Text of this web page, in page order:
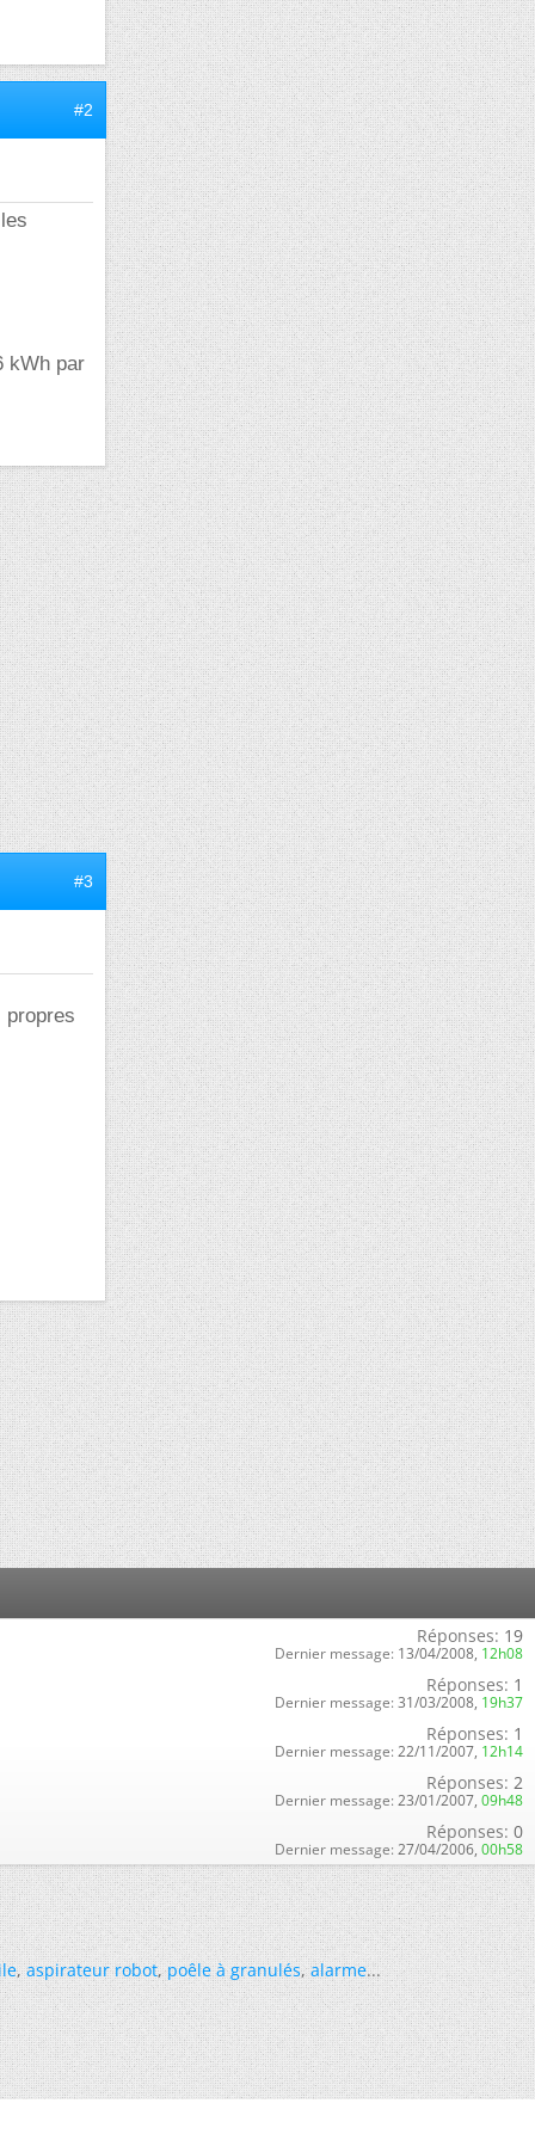
#2
kWh par
#3
propres
Réponses: 19
Dernier message: 13/04/2008, 12h08
Réponses: 1
Dernier message: 31/03/2008, 19h37
Réponses: 1
Dernier message: 22/11/2007, 12h14
Réponses: 2
Dernier message: 23/01/2007, 09h48
Réponses: 0
Dernier message: 27/04/2006, 00h58
,aspirateur robot,poêle à granulés,alarme...